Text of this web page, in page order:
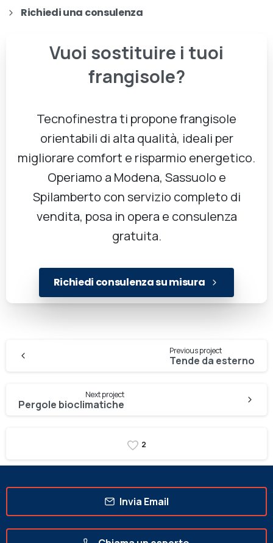
Richiedi una consulenza
Vuoi sostituire i tuoi
frangisole?
Tecnofinestra ti propone frangisole
orientabili di alta qualità, ideali per
migliorare comfort e risparmio energetico.
Operiamo a Modena, Sassuolo e
Spilamberto con servizio completo di
vendita, posa in opera e consulenza
gratuita.
Richiedi consulenza su misura
Previous project
Tende da esterno
Next project
Pergole bioclimatiche
2
Invia Email